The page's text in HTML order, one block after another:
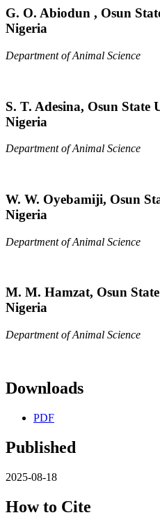
G. O. Abiodun , Osun
Nigeria
Department of Animal Science
S. T. Adesina, Osun State
Nigeria
Department of Animal Science
W. W. Oyebamiji, Osun
Nigeria
Department of Animal Science
M. M. Hamzat, Osun
Nigeria
Department of Animal Science
Downloads
PDF
Published
2025-08-18
How to Cite